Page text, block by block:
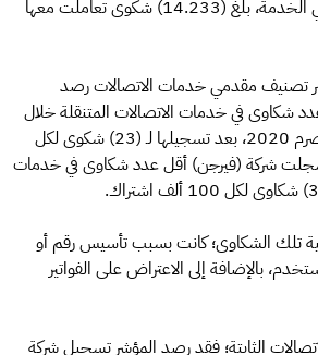
عدم حلّها من قبل مقدمي الخدمة، بلغ (14.233) شكوى تعاملت معها
تصنيف مقدمي خدمات الاتصالات رصد
شكاوى في خدمات الاتصالات المتنقلة خلال
الربع الرابع من العام المنصرم 2020، بعد تسجيلها لـ (23) شكوى لكل
سجلت شركة (فيرجن) أقل عدد شكاوى في خدمات
تلك الشكاوى؛ كانت بسبب تأسيس رقم أو
بالإضافة إلى الاعتراض على الفواتير
الثابتة؛ فقد رصد المؤشر تسجيل شركة